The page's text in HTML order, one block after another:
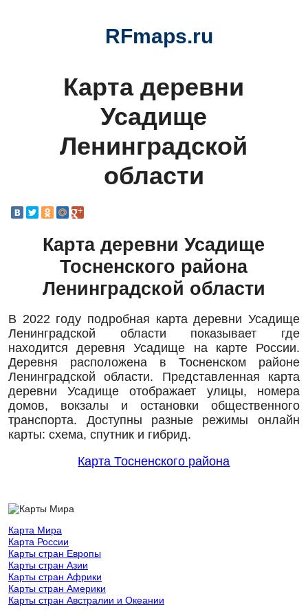
RFmaps.ru
Карта деревни
Усадище
Ленинградской
области
Карта деревни Усадище
Тосненского района
Ленинградской области
В 2022 году подробная карта деревни Усадище
Ленинградской области показывает где
находится деревня Усадище на карте России.
Деревня расположена в Тосненском районе
Ленинградской области. Представленная карта
деревни Усадище отображает улицы, номера
домов, вокзалы и остановки общественного
транспорта. Доступны разные режимы онлайн
карты: схема, спутник и гибрид.
Карта Тосненского района
Карта Мира
Карта России
Карты стран Европы
Карты стран Азии
Карты стран Африки
Карты стран Америки
Карты стран Австралии и Океании